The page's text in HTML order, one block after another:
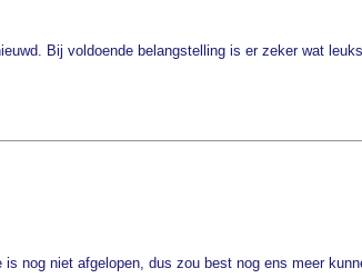
Bij voldoende belangstelling is er zeker wat
nog niet afgelopen, dus zou best nog ens meer